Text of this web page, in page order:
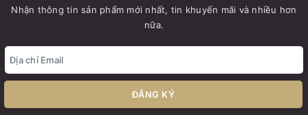
Nhận thông tin sản phẩm mới nhất, tin khuyến mãi và nhiều hơn
nữa.
ĐĂNG KÝ